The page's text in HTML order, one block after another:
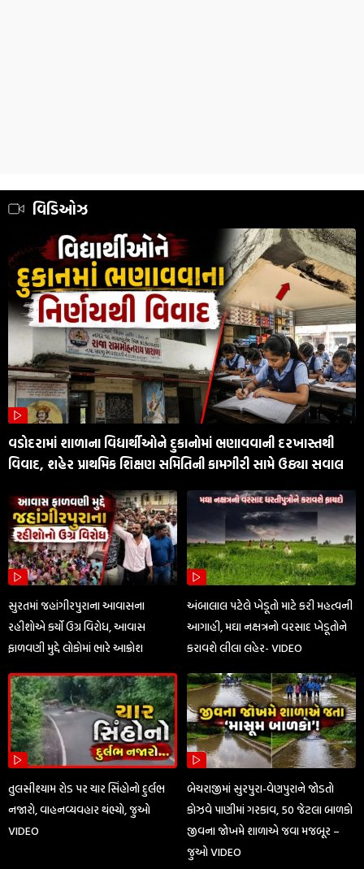
વિડિઓઝ
વડોદરામાં શાળાના વિદ્યાર્થીઓને દુકાનોમાં ભણાવવાની દરખાસ્તથી
વિવાદ, શહેર પ્રાથમિક શિક્ષણ સમિતિની કામગીરી સામે ઉઠ્યા સવાલ
સુરતમાં જહાંગીરપુરાના આવાસના
રહીશોએ કર્યો ઉગ્ર વિરોધ, આવાસ
ફાળવણી મુદ્દે લોકોમાં ભારે આક્રોશ
અંબાલાલ પટેલે ખેડૂતો માટે કરી મહત્વની
આગાહી, મઘા નક્ષત્રનો વરસાદ ખેડૂતોને
કરાવશે લીલા લહેર- VIDEO
તુલસીશ્યામ રોડ પર ચાર સિંહોનો દુર્લભ
નજારો, વાહનવ્યવહાર થંભ્યો, જુઓ
VIDEO
બેચરાજીમાં સુરપુરા-વેણપુરાને જોડતો
કોઝવે પાણીમાં ગરકાવ, 50 જેટલા બાળકો
જીવના જોખમે શાળાએ જવા મજબૂર –
જુઓ VIDEO